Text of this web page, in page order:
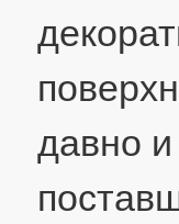
давно